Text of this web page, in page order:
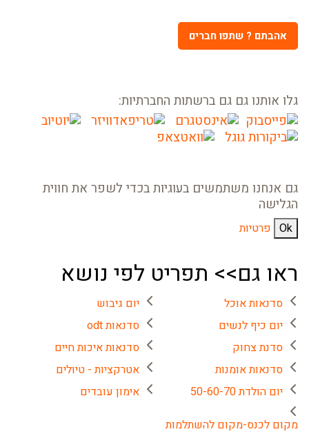
אהבתם ? שתפו חברים
גלו אותנו גם גם ברשתות החברתיות:
גם אנחנו משתמשים בעוגיות בכדי לשפר את חווית
הגלישה
Ok פרטיות
ראו גם>> תפריט לפי נושא
סדנאות אוכל
יום גיבוש
יום כיף לנשים
סדנאות odt
סדנת צחוק
סדנאות איכות חיים
סדנאות אומנות
אטרקציות - טיולים
יום הולדת 50-60-70
אימון עובדים
מקום לכנס-מקום להשתלמות